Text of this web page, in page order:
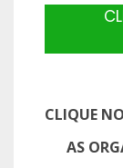
CLIQUE
AS